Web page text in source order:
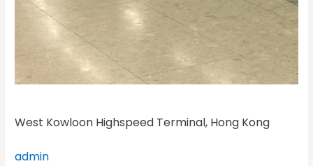
West Kowloon Highspeed Terminal, Hong Kong
admin